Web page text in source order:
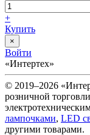
+
Купить
×
Войти
«Интертех»
© 2019–2026
розничной торговли
лампочками, LED
другими товарами.